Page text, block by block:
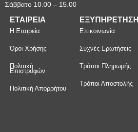
Σάββατο 10.00 – 15.00
ΕΤΑΙΡΕΙΑ
Η Εταιρεία
Όροι Χρήσης
Πολιτική
Επιστροφών
Πολιτική Απορρήτου
ΕΞΥΠΗΡΕΤΗΣΗ
Επικοινωνία
Συχνές Ερωτήσεις
Τρόποι Πληρωμής
Τρόποι Αποστολής